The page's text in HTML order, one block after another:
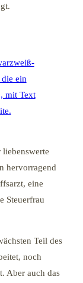
hervorragend
eine
Steuerfrau
Teil des
noch
Aber auch das